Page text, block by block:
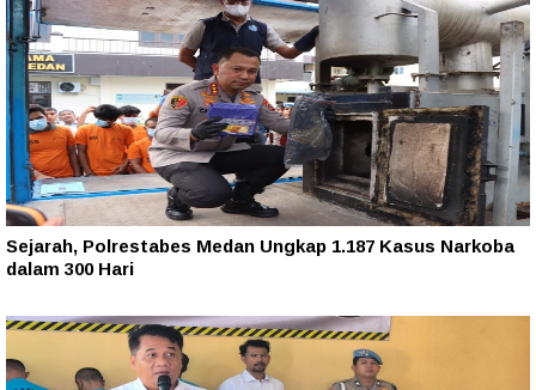
Sejarah, Polrestabes Medan Ungkap 1.187 Kasus Narkoba
dalam 300 Hari